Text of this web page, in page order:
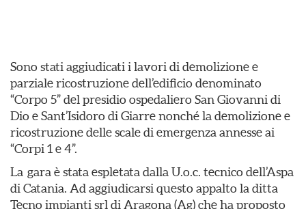
Sono stati aggiudicati i lavori di demolizione e
parziale ricostruzione dell’edificio denominato
“Corpo 5” del presidio ospedaliero San Giovanni di
Dio e Sant’Isidoro di Giarre nonché la demolizione e
ricostruzione delle scale di emergenza annesse ai
“Corpi 1 e 4”.
La gara è stata espletata dalla U.o.c. tecnico dell’Aspa
di Catania. Ad aggiudicarsi questo appalto la ditta
Tecno impianti srl di Aragona (Ag) che ha proposto